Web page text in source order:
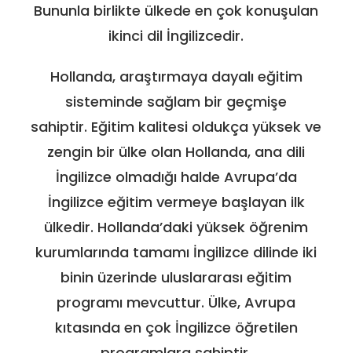
Bununla birlikte ülkede en çok konuşulan
ikinci dil İngilizcedir.
Hollanda, araştırmaya dayalı eğitim
sisteminde sağlam bir geçmişe
sahiptir. Eğitim kalitesi oldukça yüksek ve
zengin bir ülke olan Hollanda, ana dili
İngilizce olmadığı halde Avrupa’da
İngilizce eğitim vermeye başlayan ilk
ülkedir. Hollanda’daki yüksek öğrenim
kurumlarında tamamı İngilizce dilinde iki
binin üzerinde uluslararası eğitim
programı mevcuttur. Ülke, Avrupa
kıtasında en çok İngilizce öğretilen